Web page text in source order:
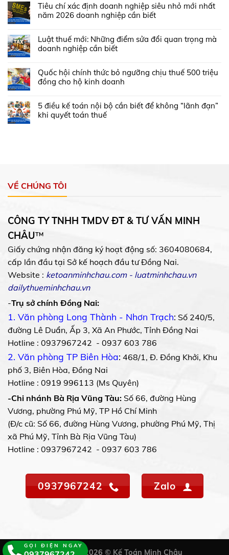
Tiêu chí xác định doanh nghiệp siêu nhỏ mới nhất
năm 2026 doanh nghiệp cần biết
Luật thuế mới: Những điểm sửa đổi quan trọng mà
doanh nghiệp cần biết
Quốc hội chính thức bỏ ngưỡng chịu thuế 500 triệu
đồng cho hộ kinh doanh
5 điều kế toán nội bộ cần biết để không “lãnh đạn”
khi quyết toán thuế
VỀ CHÚNG TÔI
CÔNG TY TNHH TMDV ĐT & TƯ VẤN MINH
CHÂU™
Giấy chứng nhận đăng ký hoạt động số: 3604080684,
cấp lần đầu tại Sở kế hoạch đầu tư Đồng Nai.
Website : ketoanminhchau.com- luatminhchau.vn
dailythueminhchau.vn
-Trụ sở chính Đồng Nai:
1. Văn phòng Long Thành - Nhơn Trạch: Số 240/5,
đường Lê Duẩn, Ấp 3, Xã An Phước, Tỉnh Đồng Nai
Hotline : 0937967242 - 0937 603 786
2. Văn phòng TP Biên Hòa: 468/1, Đ. Đồng Khởi, Khu
phố 3, Biên Hòa, Đồng Nai
Hotline : 0919 996113 (Ms Quyên)
-Chi nhánh Bà Rịa Vũng Tàu: Số 66, đường Hùng
Vương, phường Phú Mỹ, TP Hồ Chí Minh
(Đ/c cũ: Số 66, đường Hùng Vương, phường Phú Mỹ, Thị
xã Phú Mỹ, Tỉnh Bà Rịa Vũng Tàu)
Hotline : 0937967242 - 0937 603 786
0937967242 Zalo
Copyright 2026 © Kế Toán Minh Châu
GỌI ĐIỆN NGAY